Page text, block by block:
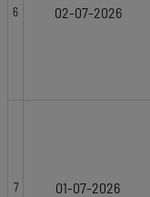
6 02-07-2026
7 01-07-2026